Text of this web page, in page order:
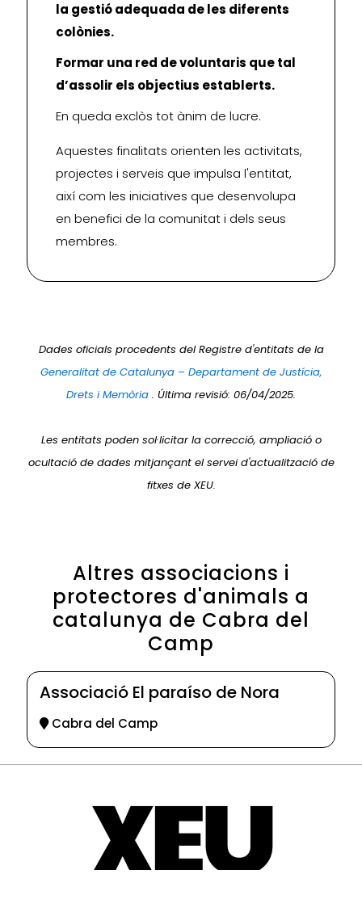
la gestió adequada de les diferents
colònies.
Formar una red de voluntaris que tal
d’assolir els objectius establerts.
En queda exclòs tot ànim de lucre.
Aquestes finalitats orienten les activitats,
projectes i serveis que impulsa l'entitat,
així com les iniciatives que desenvolupa
en benefici de la comunitat i dels seus
membres.
Dades oficials procedents del Registre d'entitats de la
Generalitat de Catalunya – Departament de Justícia,
Drets i Memòria . Última revisió: 06/04/2025.
Les entitats poden sol·licitar la correcció, ampliació o
ocultació de dades mitjançant el servei d'actualització de
fitxes de XEU.
Altres associacions i
protectores d'animals a
catalunya de Cabra del
Camp
Associació El paraíso de Nora
Cabra del Camp